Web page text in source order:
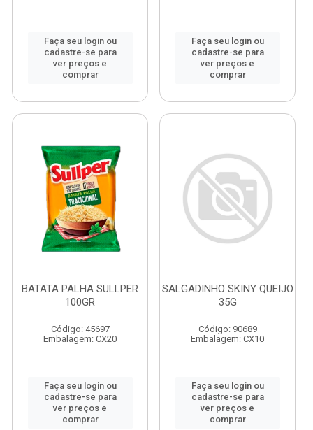
Faça seu login ou
cadastre-se para
ver preços e
comprar
Faça seu login ou
cadastre-se para
ver preços e
comprar
BATATA PALHA SULLPER
100GR
Código: 45697
Embalagem: CX20
Faça seu login ou
cadastre-se para
ver preços e
comprar
SALGADINHO SKINY QUEIJO
35G
Código: 90689
Embalagem: CX10
Faça seu login ou
cadastre-se para
ver preços e
comprar